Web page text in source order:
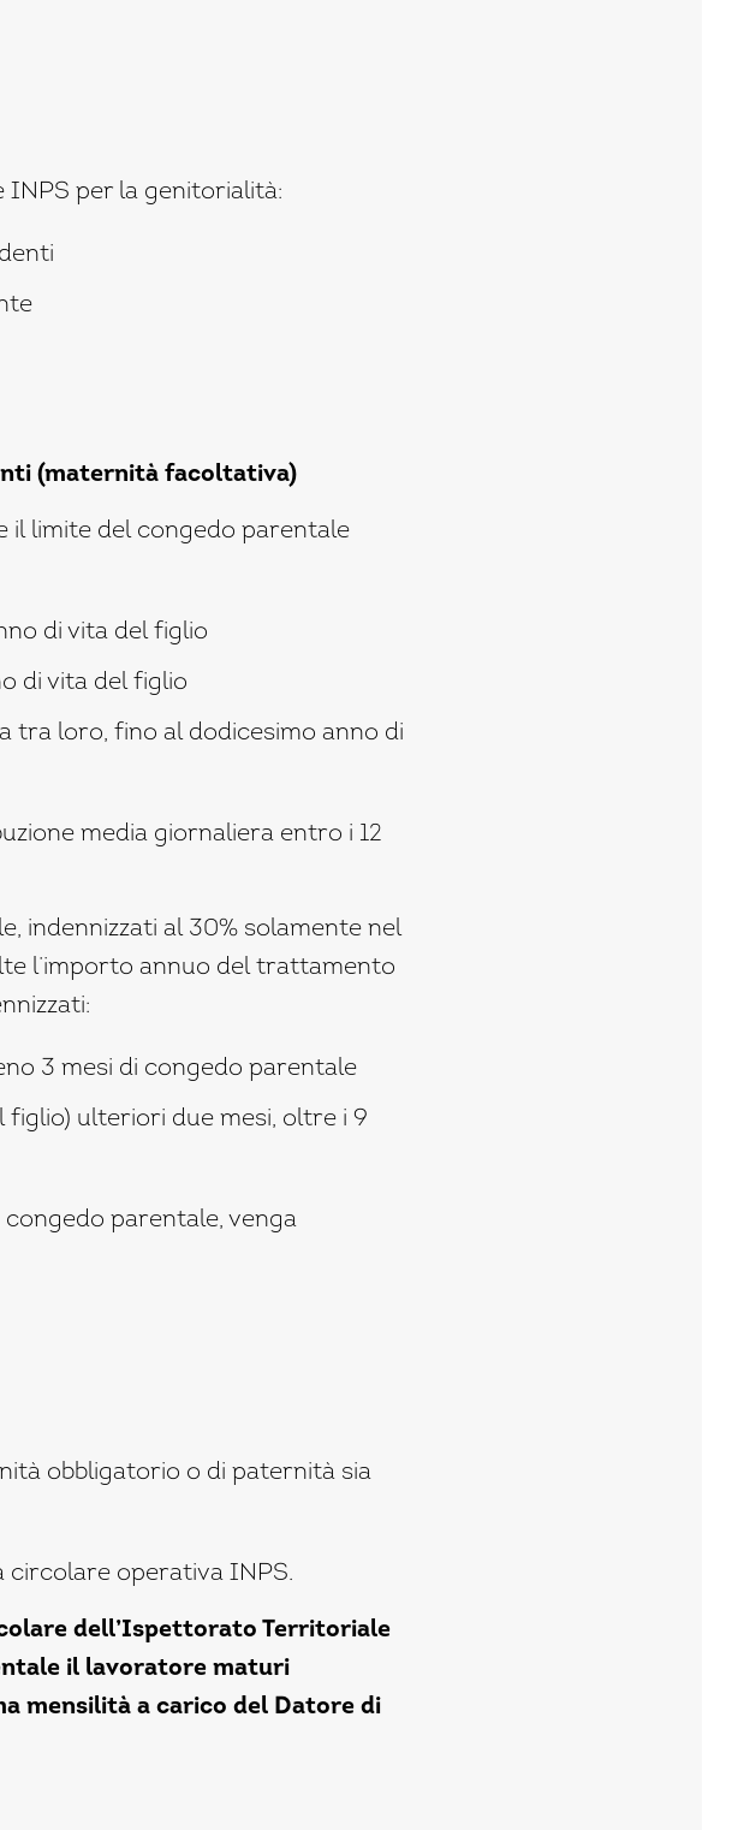
per la genitorialità:
(maternità facoltativa)
il limite del congedo parentale
di vita del figlio
di vita del figlio
tra loro, fino al dodicesimo anno di
media giornaliera entro i 12
indennizzati al 30% solamente nel
l’importo annuo del trattamento
3 mesi di congedo parentale
ulteriori due mesi, oltre i 9
parentale, venga
obbligatorio o di paternità sia
circolare operativa INPS.
dell’Ispettorato Territoriale
il lavoratore maturi
mensilità a carico del Datore di